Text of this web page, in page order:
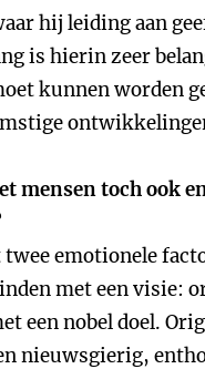
hij leiding aan
is hierin zeer
kunnen worden
mensen toch ook
twee emotionele
met een visie:
een nobel doel.
nieuwsgierig,